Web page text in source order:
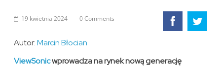
19 kwietnia 2024 0 Comments
Autor:Marcin Błocian
ViewSonicwprowadza na rynek nową generację